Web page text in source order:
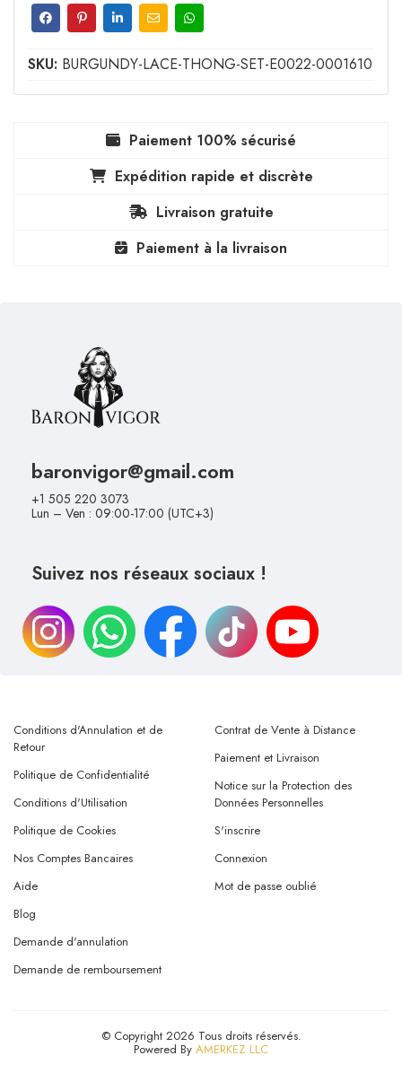
SKU: BURGUNDY-LACE-THONG-SET-E0022-0001610
Paiement 100% sécurisé
Expédition rapide et discrète
Livraison gratuite
Paiement à la livraison
baronvigor@gmail.com
+1 505 220 3073
Lun – Ven : 09:00-17:00 (UTC+3)
Suivez nos réseaux sociaux !
Conditions d'Annulation et de
Retour
Politique de Confidentialité
Conditions d'Utilisation
Contrat de Vente à Distance
Paiement et Livraison
Notice sur la Protection des
Données Personnelles
Politique de Cookies
Nos Comptes Bancaires
Aide
S'inscrire
Connexion
Mot de passe oublié
Blog
Demande d'annulation
Demande de remboursement
© Copyright 2026 Tous droits réservés.
Powered By AMERKEZ LLC